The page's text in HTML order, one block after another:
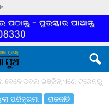
ବେଳେ ଡବଲ ଇଞ୍ଜିନ;ଏଣେ ଟ୍ରେନରୁ
ପରିକ୍ରମା ରାଜନୀତି